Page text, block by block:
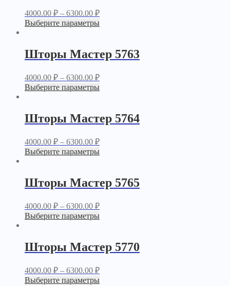
4000.00 ₽ – 6300.00 ₽
Выберите параметры
Шторы Мастер 5763
4000.00 ₽ – 6300.00 ₽
Выберите параметры
Шторы Мастер 5764
4000.00 ₽ – 6300.00 ₽
Выберите параметры
Шторы Мастер 5765
4000.00 ₽ – 6300.00 ₽
Выберите параметры
Шторы Мастер 5770
4000.00 ₽ – 6300.00 ₽
Выберите параметры